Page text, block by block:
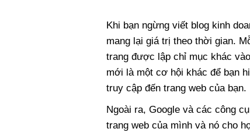
Khi bạn ngừng viết blog kinh
mang lại giá trị theo thời gian.
trang được lập chỉ mục khác
mới là một cơ hội khác để bạn
truy cập đến trang web của bạn.
Ngoài ra, Google và các công
trang web của mình và nó cho